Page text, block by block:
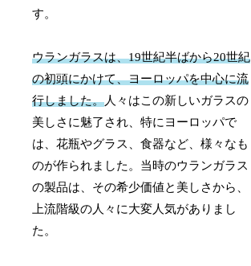
す。
ウランガラスは、19世紀半ばから20世紀
の初頭にかけて、ヨーロッパを中心に流
行しました。人々はこの新しいガラスの
美しさに魅了され、特にヨーロッパで
は、花瓶やグラス、食器など、様々なも
のが作られました。当時のウランガラス
の製品は、その希少価値と美しさから、
上流階級の人々に大変人気がありまし
た。